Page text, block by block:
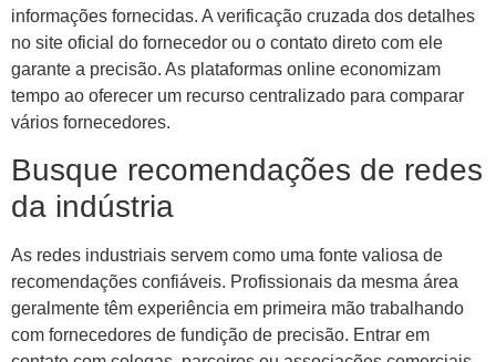
informações fornecidas. A verificação cruzada dos detalhes
no site oficial do fornecedor ou o contato direto com ele
garante a precisão. As plataformas online economizam
tempo ao oferecer um recurso centralizado para comparar
vários fornecedores.
Busque recomendações de redes
da indústria
As redes industriais servem como uma fonte valiosa de
recomendações confiáveis. Profissionais da mesma área
geralmente têm experiência em primeira mão trabalhando
com fornecedores de fundição de precisão. Entrar em